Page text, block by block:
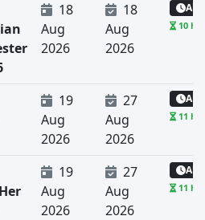
18
Aug
2026
18
Aug
2026
10
19
Aug
2026
27
Aug
2026
11
19
Aug
2026
27
Aug
2026
11